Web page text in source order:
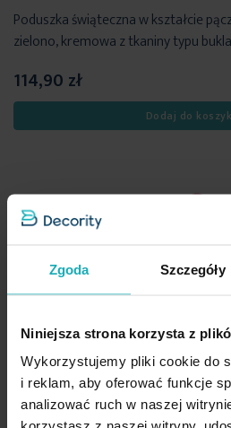
Zgoda Szczegóły
Niniejsza strona korzysta z
Wykorzystujemy pliki cookie do
i reklam, aby oferować funkcje
analizować ruch w naszej
Poduszka świąteczna w kształcie
zielono, kremowa z tkaniny typu
114,90 zł
Dodaj do